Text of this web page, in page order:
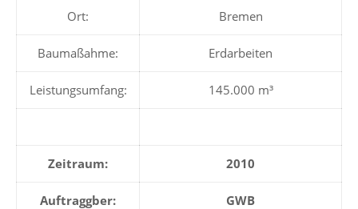
Ort: Bremen
Baumaßahme: Erdarbeiten
Leistungsumfang: 145.000 m³
Zeitraum: 2010
Auftraggber: GWB